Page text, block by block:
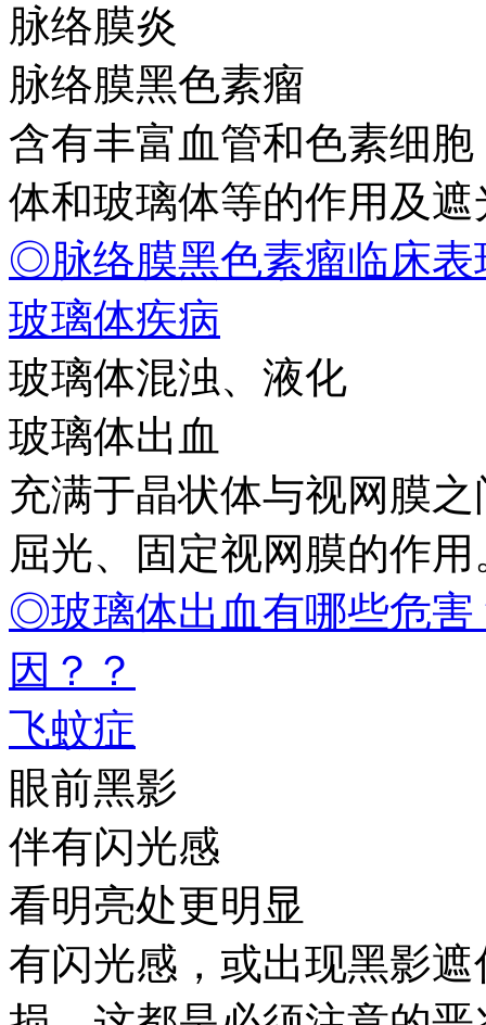
脉络膜炎
脉络膜黑色素瘤
含有丰富血管和色素细
体和玻璃体等的作用及
◎脉络膜黑色素瘤临床
玻璃体疾病
玻璃体混浊、液化
玻璃体出血
充满于晶状体与视网膜
屈光、固定视网膜的作用
◎玻璃体出血有哪些危
因？？
飞蚊症
眼前黑影
伴有闪光感
看明亮处更明显
有闪光感，或出现黑影